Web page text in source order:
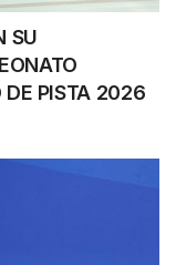
SU
DE PISTA 2026